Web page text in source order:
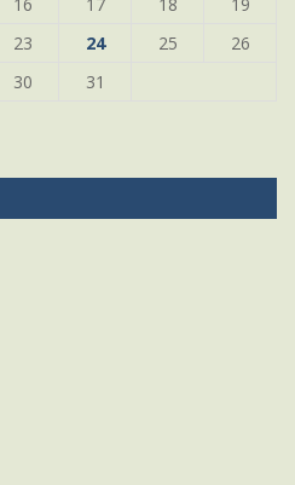
23 24 25
26
30 31